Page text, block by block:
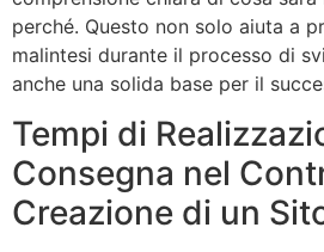
perché. Questo non solo aiuta a
malintesi durante il processo di
anche una solida base per il
Tempi di
Consegna nel
Creazione di un